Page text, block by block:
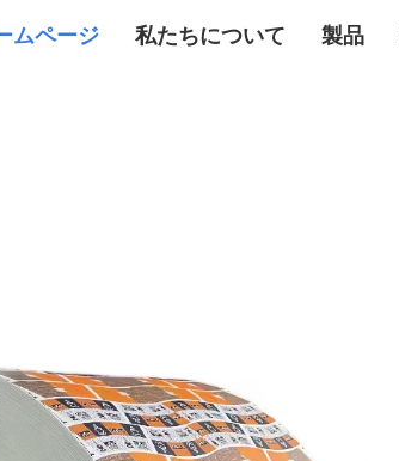
ムページ 私たちについて 製品